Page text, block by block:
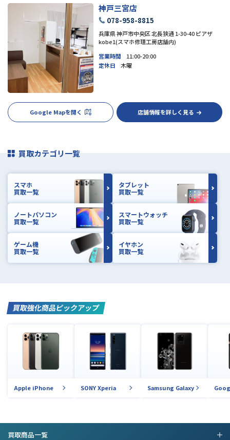
神戸三宮店
078-958-8815
兵庫県 神戸市中央区 北長狭通 1-30-40 ピアザ
kobe1(スマホ修理工房店舗内)
営業時間
11:00-20:00
定休日
木曜
Google Mapを開く 店舗情報を詳しく見る
買取カテゴリ一覧
スマホ
買取一覧
タブレット
買取一覧
ノートパソコン
買取一覧
スマートウォッチ
買取一覧
ゲーム機
買取一覧
イヤホン
買取一覧
買取強化商品ピックアップ
Apple iPhone SONY Xperia Samsung Galaxy
買取商品一覧